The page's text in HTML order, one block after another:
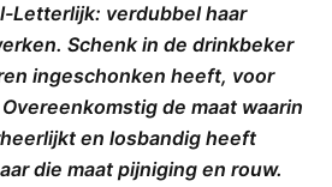
Letterlijk: verdubbel haar
Schenk in de drinkbeker
ingeschonken heeft, voor
de maat waarin
en losbandig heeft
die maat pijniging en rouw.